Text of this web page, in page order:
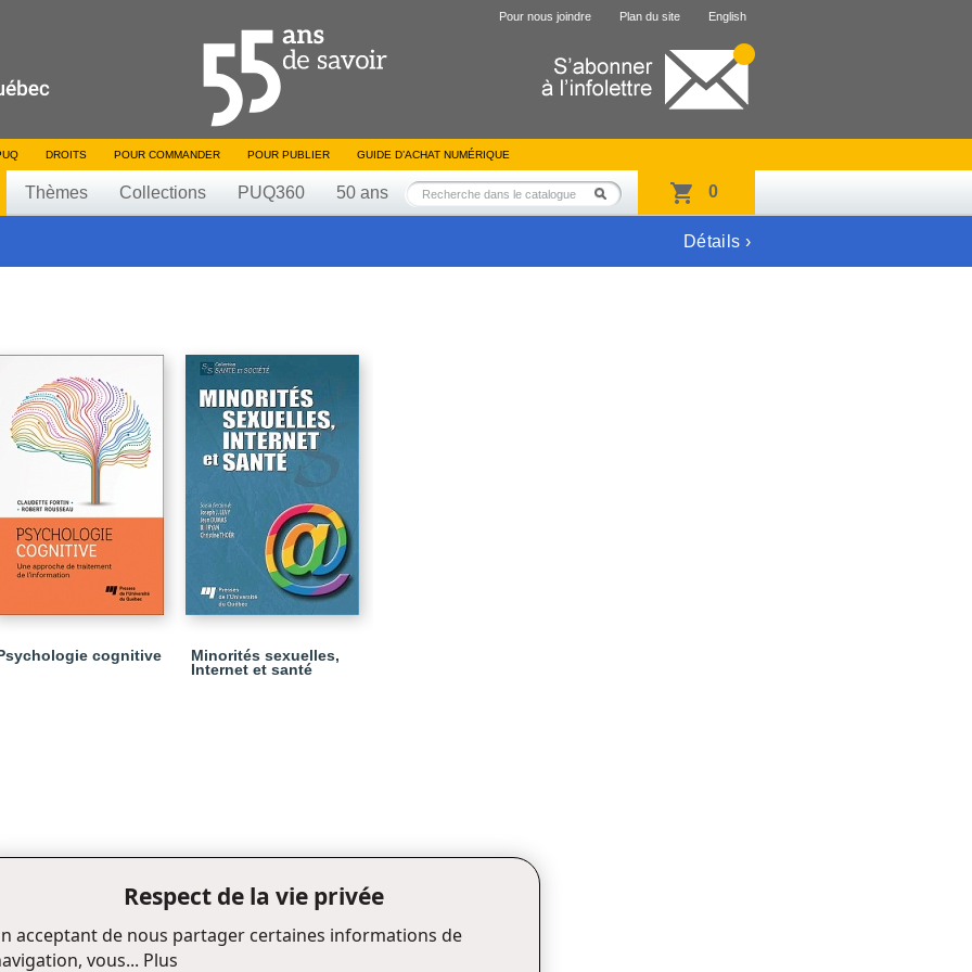
Pour nous joindre Plan du site English
DROITS POUR COMMANDER POUR PUBLIER GUIDE D’ACHAT NUMÉRIQUE
Thèmes Collections PUQ360 50 ans 0
Détails ›
cognitive
Minorités sexuelles,
Internet et santé
Respect de la vie privée
acceptant de nous partager certaines informations de
vous... Plus